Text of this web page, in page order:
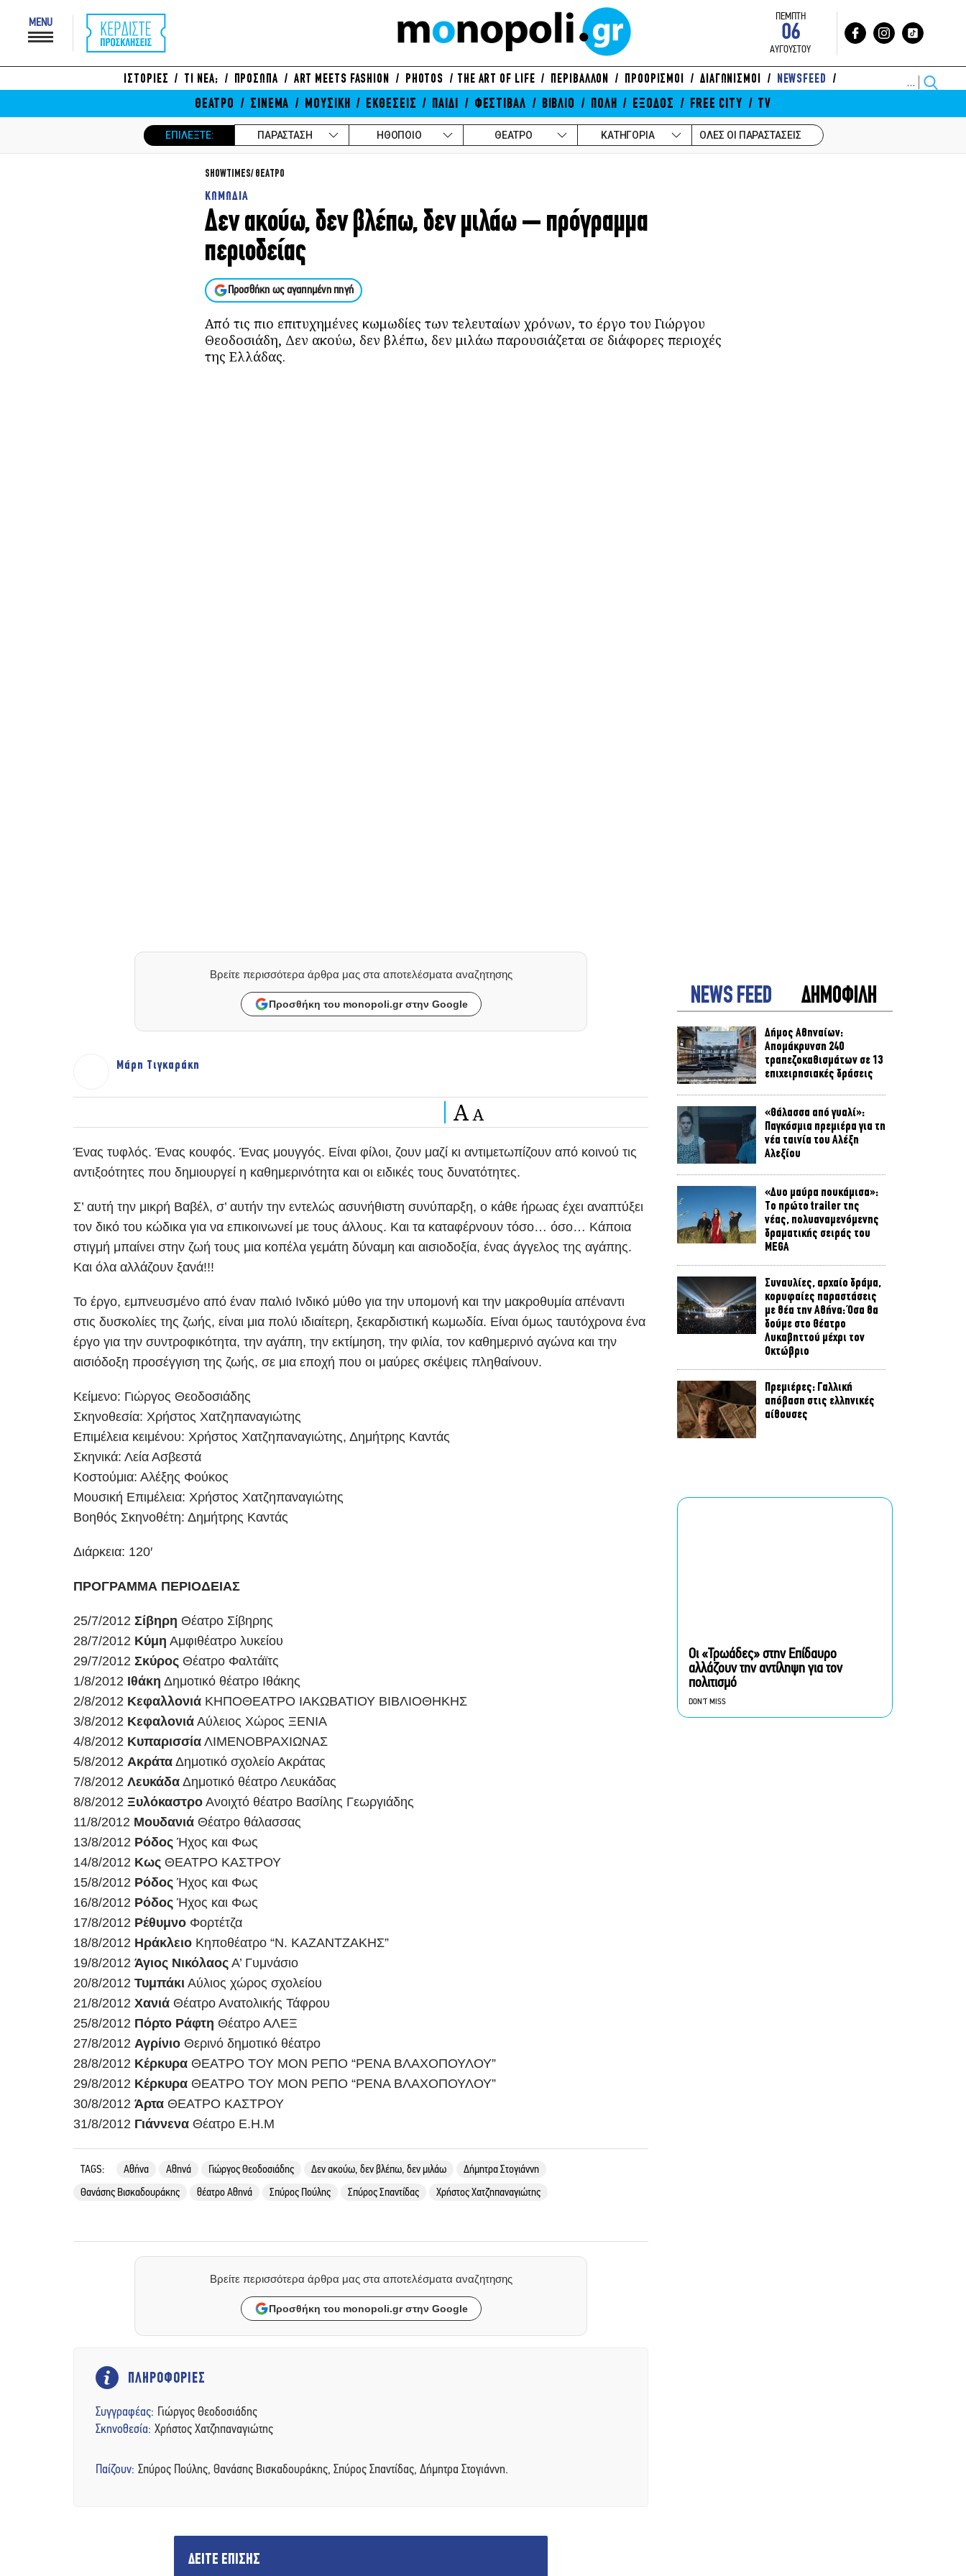
MENU
ΠΕΜΠΤΗ
06
ΑΥΓΟΥΣΤΟΥ
ΙΣΤΟΡΙΕΣ ΤΙ ΝΕΑ; ΠΡΟΣΩΠΑ ART MEETS FASHION PHOTOS THE ART OF LIFE ΠΕΡΙΒΑΛΛΟΝ ΠΡΟΟΡΙΣΜΟΙ ΔΙΑΓΩΝΙΣΜΟΙ NEWSFEED
ΘΕΑΤΡΟ ΣΙΝΕΜΑ ΜΟΥΣΙΚΗ ΕΚΘΕΣΕΙΣ ΠΑΙΔΙ ΦΕΣΤΙΒΑΛ ΒΙΒΛΙΟ ΠΟΛΗ ΕΞΟΔΟΣ FREE CITY TV
ΕΠΙΛΕΞΤΕ: ΠΑΡΑΣΤΑΣΗ ΗΘΟΠΟΙΟ ΘΕΑΤΡΟ ΚΑΤΗΓΟΡΙΑ ΟΛΕΣ ΟΙ ΠΑΡΑΣΤΑΣΕΙΣ
SHOWTIMES ΘΕΑΤΡΟ
ΚΩΜΩΔΙΑ
Δεν ακούω, δεν βλέπω, δεν μιλάω – πρόγραμμα
περιοδείας
Προσθήκη ως αγαπημένη πηγή
Από τις πιο επιτυχημένες κωμωδίες των τελευταίων χρόνων, το έργο του Γιώργου
Θεοδοσιάδη, Δεν ακούω, δεν βλέπω, δεν μιλάω παρουσιάζεται σε διάφορες περιοχές
της Ελλάδας.
Βρείτε περισσότερα άρθρα μας στα αποτελέσματα αναζητησης
Προσθήκη του monopoli.gr στην Google
Μάρη Τιγκαράκη
A A
Ένας τυφλός. Ένας κουφός. Ένας μουγγός. Είναι φίλοι, ζουν μαζί κι αντιμετωπίζουν από κοινού τις
αντιξοότητες που δημιουργεί η καθημερινότητα και οι ειδικές τους δυνατότητες.
Σ’ αυτή την μικρή Βαβέλ, σ’ αυτήν την εντελώς ασυνήθιστη συνύπαρξη, ο κάθε ήρωας έχει αναπτύξει
τον δικό του κώδικα για να επικοινωνεί με τους άλλους. Και τα καταφέρνουν τόσο… όσο… Κάποια
στιγμή μπαίνει στην ζωή τους μια κοπέλα γεμάτη δύναμη και αισιοδοξία, ένας άγγελος της αγάπης.
Και όλα αλλάζουν ξανά!!!
Το έργο, εμπνευσμένο από έναν παλιό Ινδικό μύθο για την υπομονή και την μακροθυμία απέναντι
στις δυσκολίες της ζωής, είναι μια πολύ ιδιαίτερη, ξεκαρδιστική κωμωδία. Είναι όμως ταυτόχρονα ένα
έργο για την συντροφικότητα, την αγάπη, την εκτίμηση, την φιλία, τον καθημερινό αγώνα και την
αισιόδοξη προσέγγιση της ζωής, σε μια εποχή που οι μαύρες σκέψεις πληθαίνουν.
Κείμενο: Γιώργος Θεοδοσιάδης
Σκηνοθεσία: Χρήστος Χατζηπαναγιώτης
Επιμέλεια κειμένου: Χρήστος Χατζηπαναγιώτης, Δημήτρης Καντάς
Σκηνικά: Λεία Ασβεστά
Κοστούμια: Αλέξης Φούκος
Μουσική Επιμέλεια: Χρήστος Χατζηπαναγιώτης
Βοηθός Σκηνοθέτη: Δημήτρης Καντάς
Διάρκεια: 120′
ΠΡΟΓΡΑΜΜΑ ΠΕΡΙΟΔΕΙΑΣ
25/7/2012 Σίβηρη Θέατρο Σίβηρης
28/7/2012 Κύμη Αμφιθέατρο λυκείου
29/7/2012 Σκύρος Θέατρο Φαλτάϊτς
1/8/2012 Ιθάκη Δημοτικό θέατρο Ιθάκης
2/8/2012 Κεφαλλονιά ΚΗΠΟΘΕΑΤΡΟ ΙΑΚΩΒΑΤΙΟΥ ΒΙΒΛΙΟΘΗΚΗΣ
3/8/2012 Κεφαλονιά Αύλειος Χώρος ΞΕΝΙΑ
4/8/2012 Κυπαρισσία ΛΙΜΕΝΟΒΡΑΧΙΩΝΑΣ
5/8/2012 Ακράτα Δημοτικό σχολείο Ακράτας
7/8/2012 Λευκάδα Δημοτικό θέατρο Λευκάδας
8/8/2012 Ξυλόκαστρο Ανοιχτό θέατρο Βασίλης Γεωργιάδης
11/8/2012 Μουδανιά Θέατρο θάλασσας
13/8/2012 Ρόδος Ήχος και Φως
14/8/2012 Κως ΘΕΑΤΡΟ ΚΑΣΤΡΟΥ
15/8/2012 Ρόδος Ήχος και Φως
16/8/2012 Ρόδος Ήχος και Φως
17/8/2012 Ρέθυμνο Φορτέτζα
18/8/2012 Ηράκλειο Κηποθέατρο “Ν. ΚΑΖΑΝΤΖΑΚΗΣ”
19/8/2012 Άγιος Νικόλαος Α’ Γυμνάσιο
20/8/2012 Τυμπάκι Αύλιος χώρος σχολείου
21/8/2012 Χανιά Θέατρο Ανατολικής Τάφρου
25/8/2012 Πόρτο Ράφτη Θέατρο ΑΛΕΞ
27/8/2012 Αγρίνιο Θερινό δημοτικό θέατρο
28/8/2012 Κέρκυρα ΘΕΑΤΡΟ ΤΟΥ ΜΟΝ ΡΕΠΟ “ΡΕΝΑ ΒΛΑΧΟΠΟΥΛΟΥ”
29/8/2012 Κέρκυρα ΘΕΑΤΡΟ ΤΟΥ ΜΟΝ ΡΕΠΟ “ΡΕΝΑ ΒΛΑΧΟΠΟΥΛΟΥ”
30/8/2012 Άρτα ΘΕΑΤΡΟ ΚΑΣΤΡΟΥ
31/8/2012 Γιάννενα Θέατρο Ε.Η.Μ
TAGS: Αθήνα Αθηνά Γιώργος Θεοδοσιάδης Δεν ακούω, δεν βλέπω, δεν μιλάω
Δήμητρα Στογιάννη
Θανάσης Βισκαδουράκης
θέατρο Αθηνά Σπύρος Πούλης Σπύρος Σπαντίδας Χρήστος Χατζηπαναγιώτης
Βρείτε περισσότερα άρθρα μας στα αποτελέσματα αναζητησης
Προσθήκη του monopoli.gr στην Google
ΠΛΗΡΟΦΟΡΙΕΣ
Συγγραφέας: Γιώργος Θεοδοσιάδης
Σκηνοθεσία: Χρήστος Χατζηπαναγιώτης
Παίζουν: Σπύρος Πούλης, Θανάσης Βισκαδουράκης, Σπύρος Σπαντίδας, Δήμητρα Στογιάννη.
ΔΕΙΤΕ ΕΠΙΣΗΣ
NEWS FEED ΔΗΜΟΦΙΛΗ
Δήμος Αθηναίων:
Απομάκρυνση 240
τραπεζοκαθισμάτων σε 13
επιχειρησιακές δράσεις
«Θάλασσα από γυαλί»:
Παγκόσμια πρεμιέρα για τη
νέα ταινία του Αλέξη
Αλεξίου
«Δυο μαύρα πουκάμισα»:
Το πρώτο trailer της
νέας, πολυαναμενόμενης
δραματικής σειράς του
MEGA
Συναυλίες, αρχαίο δράμα,
κορυφαίες παραστάσεις
με θέα την Αθήνα: Όσα θα
δούμε στο Θέατρο
Λυκαβηττού μέχρι τον
Οκτώβριο
Πρεμιέρες: Γαλλική
απόβαση στις ελληνικές
αίθουσες
από την Μπιενάλε
«Μια Γυναίκα» στον
Alpha: Μια μοναδική
ιστορία αγάπης γράφεται
Οι «Τρωάδες» στην Επίδαυρο
αλλάζουν την αντίληψη για τον
πολιτισμό
DON'T MISS